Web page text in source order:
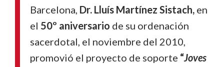
Barcelona, Dr. Lluís Martínez Sistach, en
el 50º aniversario de su ordenación
sacerdotal, el noviembre del 2010,
promovió el proyecto de soporte “Joves